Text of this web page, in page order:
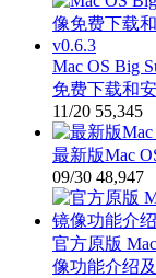
Mac OS Big
免费下载和
11/20 55,345
最新版Mac
09/30 48,947
官方原版
像功能介绍